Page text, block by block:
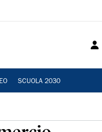
SCUOLA 2030